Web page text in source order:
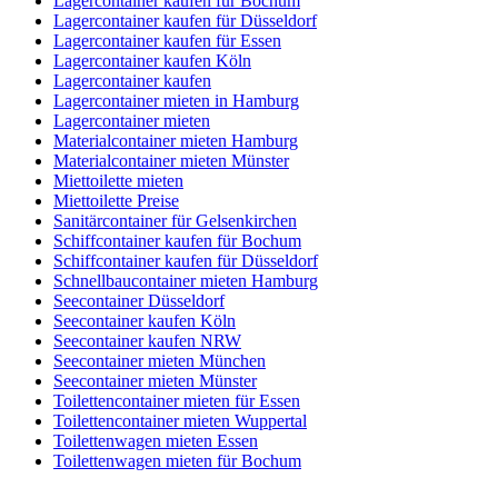
Lagercontainer kaufen für Düsseldorf
Lagercontainer kaufen für Essen
Lagercontainer kaufen Köln
Lagercontainer kaufen
Lagercontainer mieten in Hamburg
Lagercontainer mieten
Materialcontainer mieten Hamburg
Materialcontainer mieten Münster
Miettoilette mieten
Miettoilette Preise
Sanitärcontainer für Gelsenkirchen
Schiffcontainer kaufen für Bochum
Schiffcontainer kaufen für Düsseldorf
Schnellbaucontainer mieten Hamburg
Seecontainer Düsseldorf
Seecontainer kaufen Köln
Seecontainer kaufen NRW
Seecontainer mieten München
Seecontainer mieten Münster
Toilettencontainer mieten für Essen
Toilettencontainer mieten Wuppertal
Toilettenwagen mieten Essen
Toilettenwagen mieten für Bochum